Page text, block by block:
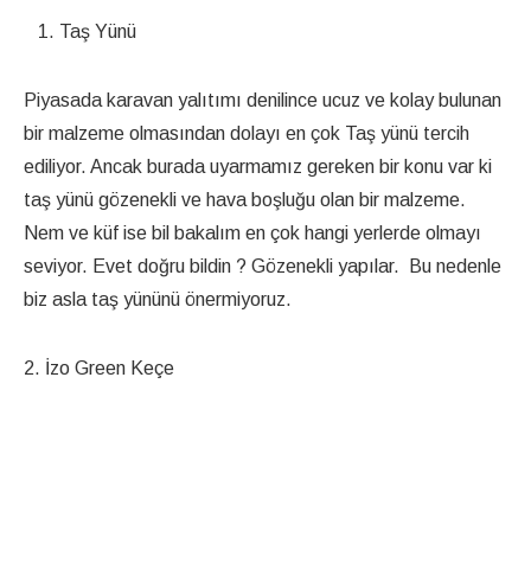
Taş Yünü
Piyasada karavan yalıtımı denilince ucuz ve kolay bulunan
bir malzeme olmasından dolayı en çok Taş yünü tercih
ediliyor. Ancak burada uyarmamız gereken bir konu var ki
taş yünü gözenekli ve hava boşluğu olan bir malzeme.
Nem ve küf ise bil bakalım en çok hangi yerlerde olmayı
seviyor. Evet doğru bildin ? Gözenekli yapılar. Bu nedenle
biz asla taş yününü önermiyoruz.
2. İzo Green Keçe